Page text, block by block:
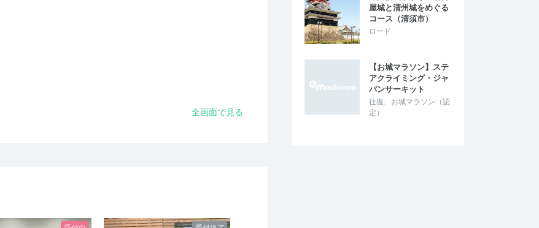
全画面で見る
屋城と清州城をめぐる
コース（清須市）
ロード
【お城マラソン】ステ
アクライミング・ジャ
パンサーキット
往復、お城マラソン（認
定）